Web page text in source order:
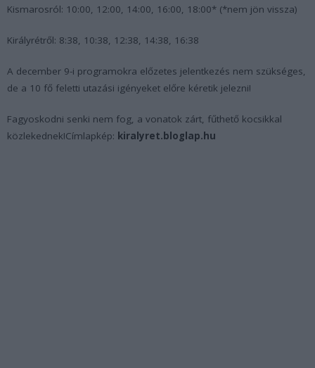
Kismarosról: 10:00, 12:00, 14:00, 16:00, 18:00* (*nem jön vissza)
Királyrétről: 8:38, 10:38, 12:38, 14:38, 16:38
A december 9-i programokra előzetes jelentkezés nem szükséges,
de a 10 fő feletti utazási igényeket előre kéretik jelezni!
Fagyoskodni senki nem fog, a vonatok zárt, fűthető kocsikkal
közlekednek!Címlapkép: kiralyret.bloglap.hu